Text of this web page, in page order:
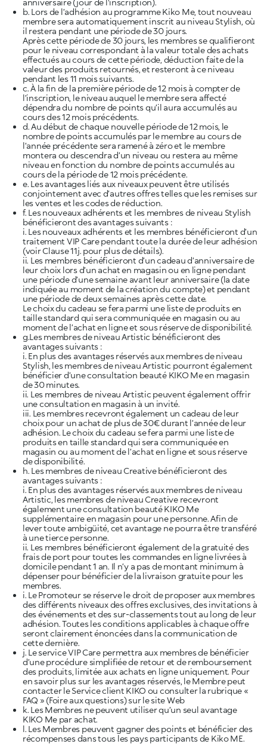
anniversaire (jour de l'inscription).
b. Lors de l’adhésion au programme Kiko Me, tout nouveau
membre sera automatiquement inscrit au niveau Stylish, où
il restera pendant une période de 30 jours.
Après cette période de 30 jours, les membres se qualifieront
pour le niveau correspondant à la valeur totale des achats
effectués au cours de cette période, déduction faite de la
valeur des produits retournés, et resteront à ce niveau
pendant les 11 mois suivants.
c. À la fin de la première période de 12 mois à compter de
l’inscription, le niveau auquel le membre sera affecté
dépendra du nombre de points qu’il aura accumulés au
cours des 12 mois précédents.
d. Au début de chaque nouvelle période de 12 mois, le
nombre de points accumulés par le membre au cours de
l’année précédente sera ramené à zéro et le membre
montera ou descendra d’un niveau ou restera au même
niveau en fonction du nombre de points accumulés au
cours de la période de 12 mois précédente.
e. Les avantages liés aux niveaux peuvent être utilisés
conjointement avec d’autres offres telles que les remises sur
les ventes et les codes de réduction.
f. Les nouveaux adhérents et les membres de niveau Stylish
bénéficieront des avantages suivants :
i. Les nouveaux adhérents et les membres bénéficieront d’un
traitement VIP Care pendant toute la durée de leur adhésion
(voir Clause 11j. pour plus de détails).
ii. Les membres bénéficieront d’un cadeau d’anniversaire de
leur choix lors d’un achat en magasin ou en ligne pendant
une période d’une semaine avant leur anniversaire (la date
indiquée au moment de la création du compte) et pendant
une période de deux semaines après cette date.
Le choix du cadeau se fera parmi une liste de produits en
taille standard qui sera communiquée en magasin ou au
moment de l’achat en ligne et sous réserve de disponibilité.
g.Les membres de niveau Artistic bénéficieront des
avantages suivants :
i. En plus des avantages réservés aux membres de niveau
Stylish, les membres de niveau Artistic pourront également
bénéficier d’une consultation beauté KIKO Me en magasin
de 30 minutes.
ii. Les membres de niveau Artistic peuvent également offrir
une consultation en magasin à un invité.
iii. Les membres recevront également un cadeau de leur
choix pour un achat de plus de 30€ durant l’année de leur
adhésion. Le choix du cadeau se fera parmi une liste de
produits en taille standard qui sera communiquée en
magasin ou au moment de l’achat en ligne et sous réserve
de disponibilité.
h. Les membres de niveau Creative bénéficieront des
avantages suivants :
i. En plus des avantages réservés aux membres de niveau
Artistic, les membres de niveau Creative recevront
également une consultation beauté KIKO Me
supplémentaire en magasin pour une personne. Afin de
lever toute ambigüité, cet avantage ne pourra être transféré
à une tierce personne.
ii. Les membres bénéficieront également de la gratuité des
frais de port pour toutes les commandes en ligne livrées à
domicile pendant 1 an. Il n’y a pas de montant minimum à
dépenser pour bénéficier de la livraison gratuite pour les
membres.
i. Le Promoteur se réserve le droit de proposer aux membres
des différents niveaux des offres exclusives, des invitations à
des événements et des sur-classements tout au long de leur
adhésion. Toutes les conditions applicables à chaque offre
seront clairement énoncées dans la communication de
cette dernière.
j. Le service VIP Care permettra aux membres de bénéficier
d’une procédure simplifiée de retour et de remboursement
des produits, limitée aux achats en ligne uniquement. Pour
en savoir plus sur les avantages réservés, le Membre peut
contacter le Service client KIKO ou consulter la rubrique «
FAQ » (Foire aux questions)sur le site Web
k. Les Membres ne peuvent utiliser qu’un seul avantage
KIKO Me par achat.
l. Les Membres peuvent gagner des points et bénéficier des
récompenses dans tous les pays participants de Kiko ME.